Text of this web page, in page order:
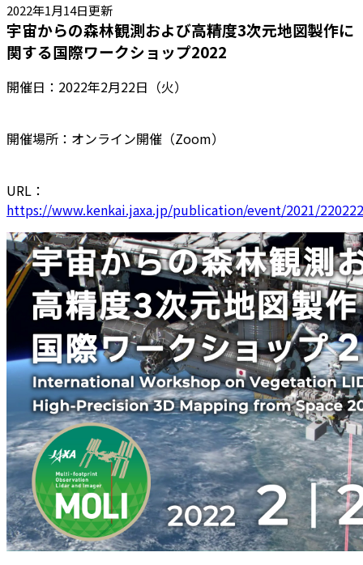
2022年1月14日更新
宇宙からの森林観測および高精度3次元地図製作に
関する国際ワークショップ2022
開催日：2022年2月22日（火）
開催場所：オンライン開催（Zoom）
URL：
https://www.kenkai.jaxa.jp/publication/event/2021/